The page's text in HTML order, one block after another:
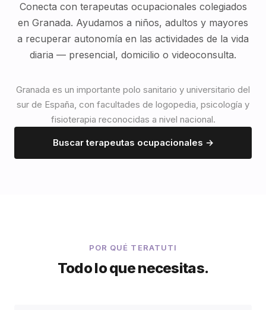
Conecta con terapeutas ocupacionales colegiados
en Granada. Ayudamos a niños, adultos y mayores
a recuperar autonomía en las actividades de la vida
diaria — presencial, domicilio o videoconsulta.
Granada es un importante polo sanitario y universitario del
sur de España, con facultades de logopedia, psicología y
fisioterapia reconocidas a nivel nacional.
Buscar terapeutas ocupacionales →
POR QUÉ TERATUTI
Todo lo que necesitas.